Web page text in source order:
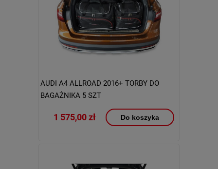
AUDI A4 ALLROAD 2016+ TORBY DO
BAGAŻNIKA 5 SZT
1 575,00 zł Do koszyka